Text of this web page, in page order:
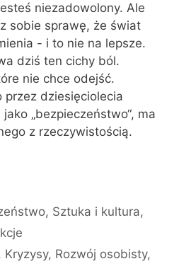
niezadowolony. Ale
sobie sprawę, że świat
- i to nie na lepsze.
dziś ten cichy ból.
nie chce odejść.
przez dziesięciolecia
„bezpieczeństwo“, ma
z rzeczywistością.
, Sztuka i kultura,
, Kryzysy, Rozwój osobisty,